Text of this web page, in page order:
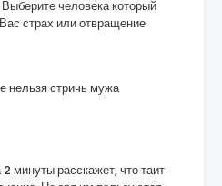
человека который
страх или отвращение
нельзя стричь мужа
2 минуты расскажет, что таит